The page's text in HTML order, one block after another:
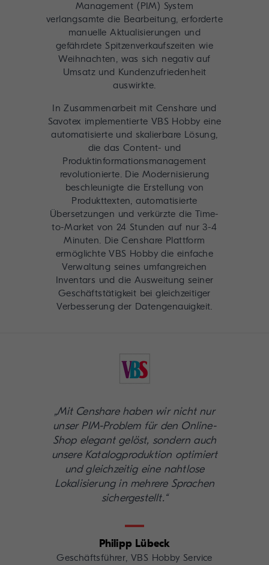
Management (PIM) System
verlangsamte die Bearbeitung, erforderte
manuelle Aktualisierungen und
gefährdete Spitzenverkaufszeiten wie
Weihnachten, was sich negativ auf
Umsatz und Kundenzufriedenheit
auswirkte.
In Zusammenarbeit mit Censhare und
Savotex implementierte VBS Hobby eine
automatisierte und skalierbare Lösung,
die das Content- und
Produktinformationsmanagement
revolutionierte. Die Modernisierung
beschleunigte die Erstellung von
Produkttexten, automatisierte
Übersetzungen und verkürzte die Time-
to-Market von 24 Stunden auf nur 3-4
Minuten. Die Censhare Plattform
ermöglichte VBS Hobby die einfache
Verwaltung seines umfangreichen
Inventars und die Ausweitung seiner
Geschäftstätigkeit bei gleichzeitiger
Verbesserung der Datengenauigkeit.
„Mit Censhare haben wir nicht nur
unser PIM-Problem für den Online-
Shop elegant gelöst, sondern auch
unsere Katalogproduktion optimiert
und gleichzeitig eine nahtlose
Lokalisierung in mehrere Sprachen
sichergestellt.“
Philipp Lübeck
Geschäftsführer, VBS Hobby Service